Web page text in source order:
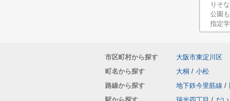
りそ
公園
指定
市区町村から探す
大阪市東淀川区
町名から探す
大桐 / 小松
路線から探す
地下鉄今里筋線 /